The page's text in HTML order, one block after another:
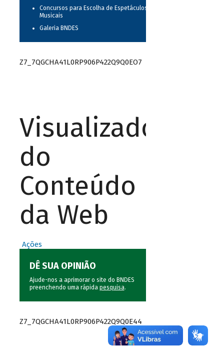
Concursos para Escolha de Espetáculos
Musicais
Galeria BNDES
Z7_7QGCHA41L0RP906P422Q9Q0EO7
Visualizador
do
Conteúdo
da Web
Ações
DÊ SUA OPINIÃO
Ajude-nos a aprimorar o site do BNDES
preenchendo uma rápida pesquisa.
Z7_7QGCHA41L0RP906P422Q9Q0E44